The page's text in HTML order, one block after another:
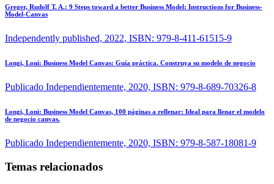
Greger, Rudolf T. A.: 9 Steps toward a better Business Model: Instructions for Business-
Model-Canvas
Independently published, 2022, ISBN: 979-8-411-61515-9
Longi, Loni: Business Model Canvas: Guía práctica. Construya su modelo de negocio
Publicado Independientemente, 2020, ISBN: 979-8-689-70326-8
Longi, Loni: Business Model Canvas, 100 páginas a rellenar: Ideal para llenar el modelo
de negocio canvas.
Publicado Independientemente, 2020, ISBN: 979-8-587-18081-9
Temas relacionados